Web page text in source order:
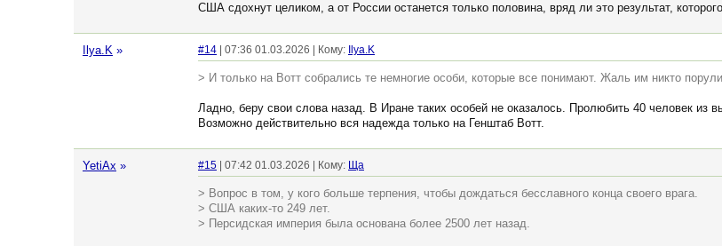
США сдохнут целиком, а от России останется только половина, вряд ли это результат,
Ilya.K » #14 | 07:36 01.03.2026 | Кому: Ilya.K
> И только на Вотт собрались те немногие особи, которые все понимают. Жаль им никто
Ладно, беру свои слова назад. В Иране таких особей не оказалось. Пролюбить 40 человек из
Возможно действительно вся надежда только на Генштаб Вотт.
YetiAx » #15 | 07:42 01.03.2026 | Кому: Ща
> Вопрос в том, у кого больше терпения, чтобы дождаться бесславного конца своего врага.
> США каких-то 249 лет.
> Персидская империя была основана более 2500 лет назад.